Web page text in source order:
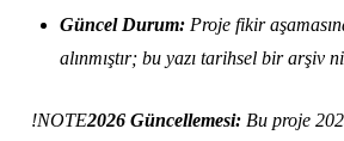
Güncel Durum: Proje fikir
alınmıştır; bu yazı tarihsel bir arşiv
!NOTE2026 Güncellemesi: Bu proje